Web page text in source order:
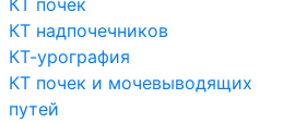
КТ почек
КТ надпочечников
КТ-урография
КТ почек и мочевыводящих
путей